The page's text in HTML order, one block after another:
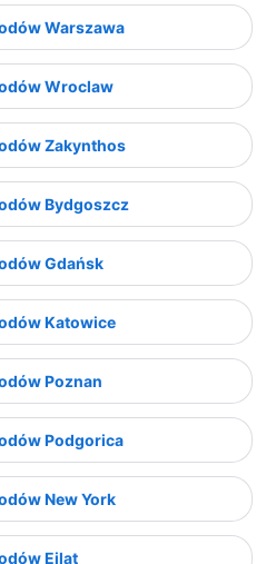
Warszawa
Wroclaw
Zakynthos
Bydgoszcz
Gdańsk
Katowice
Poznan
Podgorica
New York
Eilat